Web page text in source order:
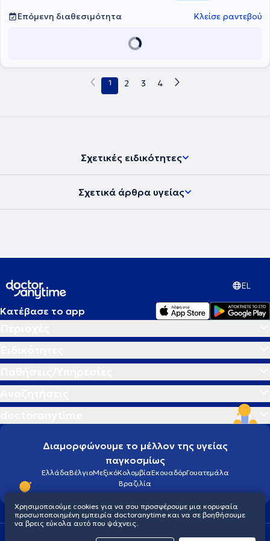
Επόμενη διαθεσιμότητα Κλείσε ραντεβού
1 2 3 4
Σχετικές ειδικότητες
Σχετικά άρθρα υγείας
EL
Κατέβασε το app
Διαμορφώνουμε το μέλλον της υγείας
παγκοσμίως
ΕλλάδαΒέλγιοΜεξικόΚολομβίαΕκουαδόρΓουατεμάλα
Βραζιλία
Πολιτική προστασίας προσωπικού απορρήτου
Χρησιμοποιούμε cookies για να σου προσφέρουμε μια κορυφαία
προσωποποιημένη εμπειρία doctoranytime και να σε βοηθήσουμε
να βρεις εύκολα αυτό που ψάχνεις.